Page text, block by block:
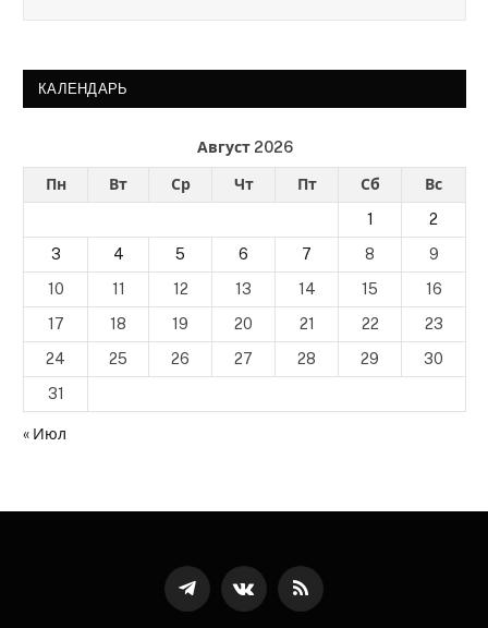
КАЛЕНДАРЬ
Август 2026
Пн Вт Ср Чт Пт Сб
Вс
1
2
3
4 5 6 7 8
9
10
11 12 13 14 15
16
17
18 19 20 21 22
23
24
25 26 27 28 29
30
31
« Июл
ТелеграммВКонтактеRSS-